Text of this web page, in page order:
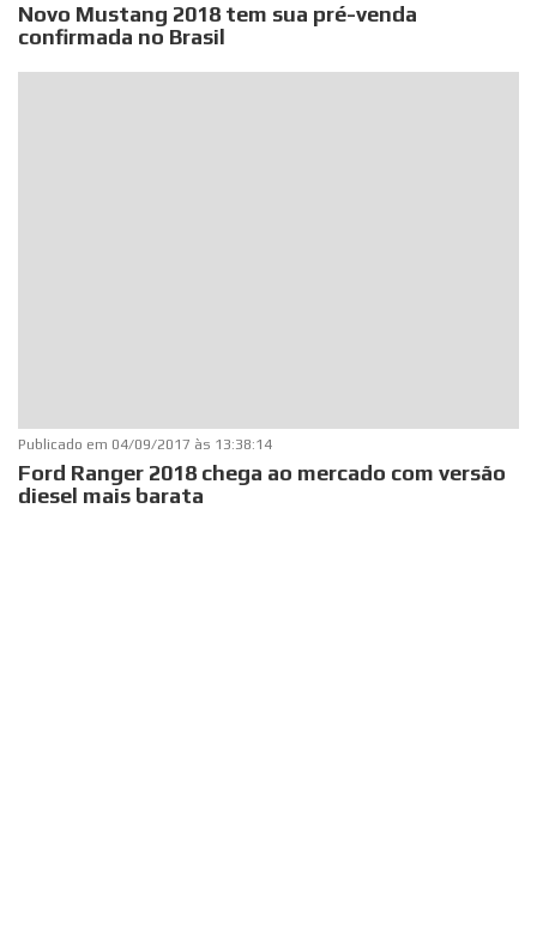
Novo Mustang 2018 tem sua pré-venda
confirmada no Brasil
Publicado em 04/09/2017 às 13:38:14
Ford Ranger 2018 chega ao mercado com versão
diesel mais barata